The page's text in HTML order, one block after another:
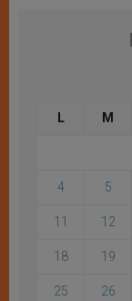
L M
4 5
11 12
18 19
25 26